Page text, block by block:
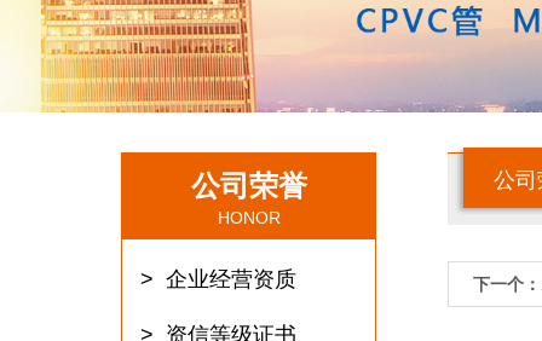
公司荣誉
HONOR
企业经营资质
资信等级证书
公司
下一个：